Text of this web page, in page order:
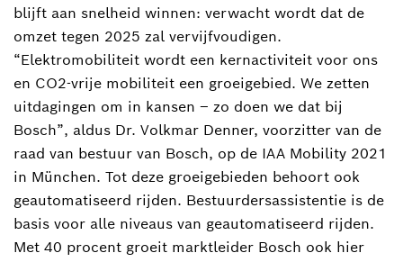
blijft aan snelheid winnen: verwacht wordt dat de
omzet tegen 2025 zal vervijfvoudigen.
“Elektromobiliteit wordt een kernactiviteit voor ons
en CO2-vrije mobiliteit een groeigebied. We zetten
uitdagingen om in kansen – zo doen we dat bij
Bosch”, aldus Dr. Volkmar Denner, voorzitter van de
raad van bestuur van Bosch, op de IAA Mobility 2021
in München. Tot deze groeigebieden behoort ook
geautomatiseerd rijden. Bestuurdersassistentie is de
basis voor alle niveaus van geautomatiseerd rijden.
Met 40 procent groeit marktleider Bosch ook hier